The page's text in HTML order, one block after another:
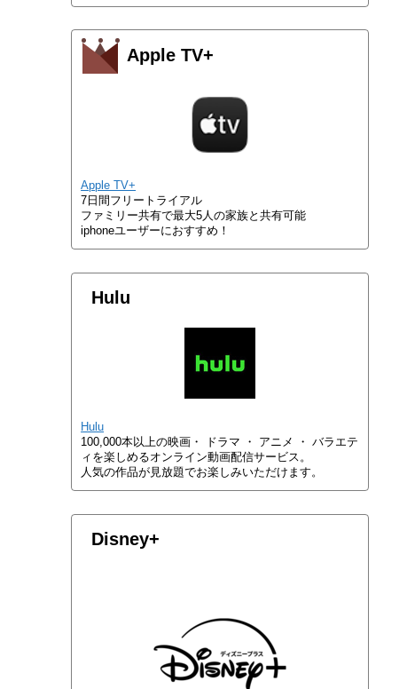
Apple TV+
Apple TV+
7日間フリートライアル
ファミリー共有で最大5人の家族と共有可能
iphoneユーザーにおすすめ！
Hulu
Hulu
100,000本以上の映画・ ドラマ ・ アニメ ・ バラエテ
ィを楽しめるオンライン動画配信サービス。
人気の作品が見放題でお楽しみいただけます。
Disney+